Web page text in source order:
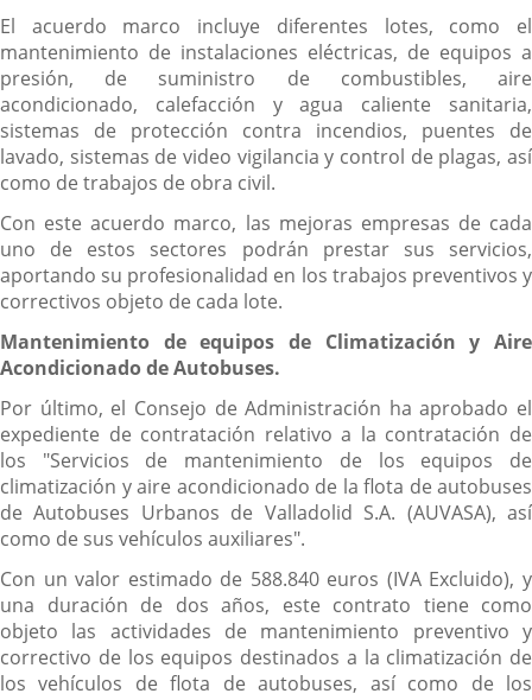
El acuerdo marco incluye diferentes lotes, como el
mantenimiento de instalaciones eléctricas, de equipos a
presión, de suministro de combustibles, aire
acondicionado, calefacción y agua caliente sanitaria,
sistemas de protección contra incendios, puentes de
lavado, sistemas de video vigilancia y control de plagas, así
como de trabajos de obra civil.
Con este acuerdo marco, las mejoras empresas de cada
uno de estos sectores podrán prestar sus servicios,
aportando su profesionalidad en los trabajos preventivos y
correctivos objeto de cada lote.
Mantenimiento de equipos de Climatización y Aire
Acondicionado de Autobuses.
Por último, el Consejo de Administración ha aprobado el
expediente de contratación relativo a la contratación de
los "Servicios de mantenimiento de los equipos de
climatización y aire acondicionado de la flota de autobuses
de Autobuses Urbanos de Valladolid S.A. (AUVASA), así
como de sus vehículos auxiliares".
Con un valor estimado de 588.840 euros (IVA Excluido), y
una duración de dos años, este contrato tiene como
objeto las actividades de mantenimiento preventivo y
correctivo de los equipos destinados a la climatización de
los vehículos de flota de autobuses, así como de los